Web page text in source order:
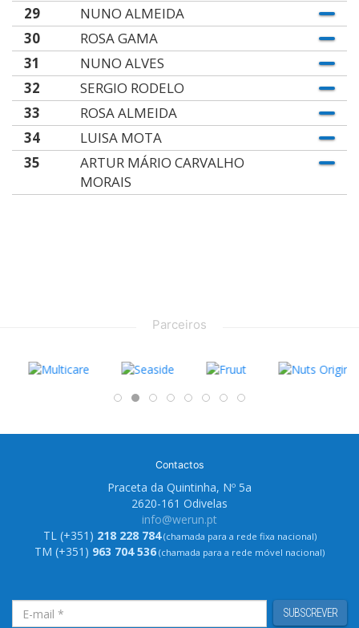
29
NUNO ALMEIDA
30
ROSA GAMA
31
NUNO ALVES
32
SERGIO RODELO
33
ROSA ALMEIDA
34
LUISA MOTA
35
ARTUR MÁRIO CARVALHO
MORAIS
Parceiros
Contactos
Praceta da Quintinha, Nº 5a
2620-161 Odivelas
info@werun.pt
TL (+351) 218 228 784(chamada para a rede fixa nacional)
TM (+351) 963 704 536 (chamada para a rede móvel nacional)
SUBSCREVER